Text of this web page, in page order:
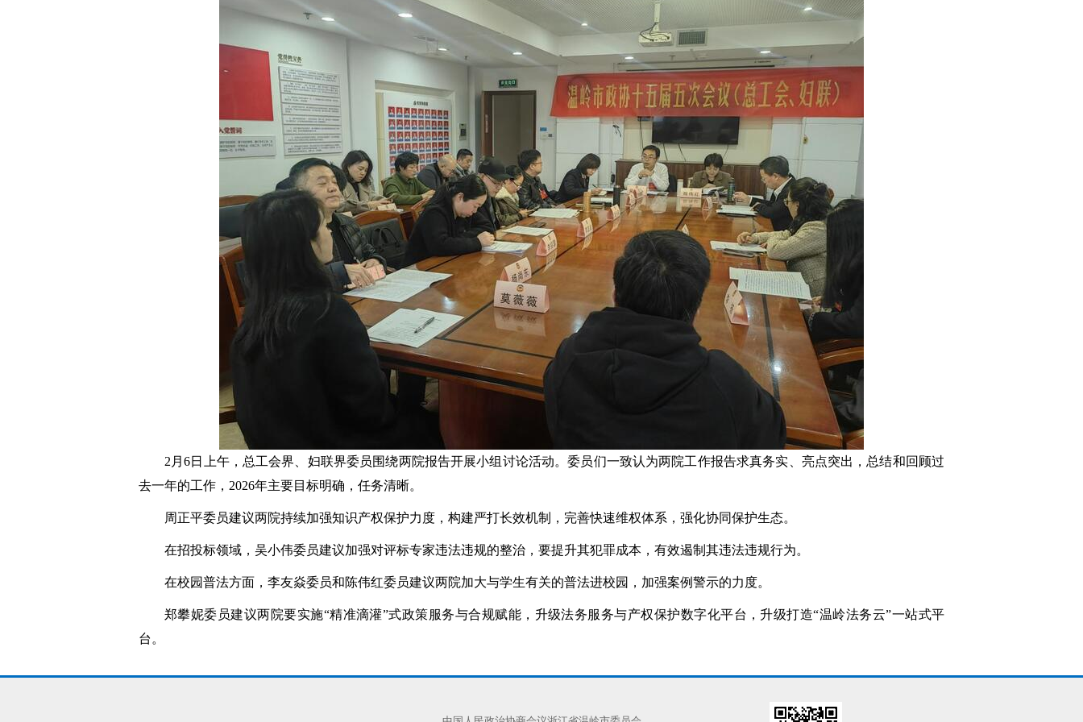
2月6日上午，总工会界、妇联界委员围绕两院报告开展小组讨论活动。委员们一致认为两院工作报告求真务实、亮点突出，总结和回顾过
去一年的工作，2026年主要目标明确，任务清晰。
周正平委员建议两院持续加强知识产权保护力度，构建严打长效机制，完善快速维权体系，强化协同保护生态。
在招投标领域，吴小伟委员建议加强对评标专家违法违规的整治，要提升其犯罪成本，有效遏制其违法违规行为。
在校园普法方面，李友焱委员和陈伟红委员建议两院加大与学生有关的普法进校园，加强案例警示的力度。
郑攀妮委员建议两院要实施“精准滴灌”式政策服务与合规赋能，升级法务服务与产权保护数字化平台，升级打造“温岭法务云”一站式平
台。